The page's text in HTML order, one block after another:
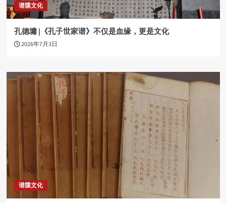
谱牒文化
孔德墉 |《孔子世家谱》不仅是血缘，更是文化
2026年7月3日
谱牒文化